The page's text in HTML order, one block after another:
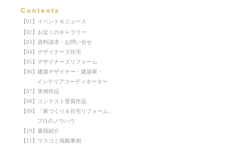
Contents
【01】イベント＆ニュース
【02】お近くのギャラリー
【03】資料請求・お問い合せ
【04】デザイナーズ住宅
【05】デザイナーズリフォーム
【06】建築デザイナー・建築家・
インテリアコーディネーター
【07】実例作品
【08】コンテスト受賞作品
【09】「家づくり＆住宅リフォーム」
プロのノウハウ
【10】書籍紹介
【11】マスコミ掲載事例